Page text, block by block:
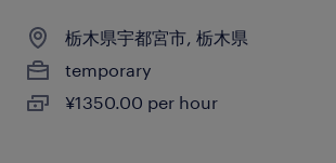
栃木県宇都宮市, 栃木県
temporary
¥1350.00 per hour